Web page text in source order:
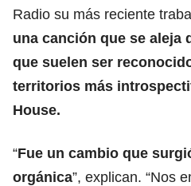
Radio su más reciente
una canción que se aleja
que suelen ser
territorios más
House.
“Fue un cambio que
orgánica”, explican. “Nos